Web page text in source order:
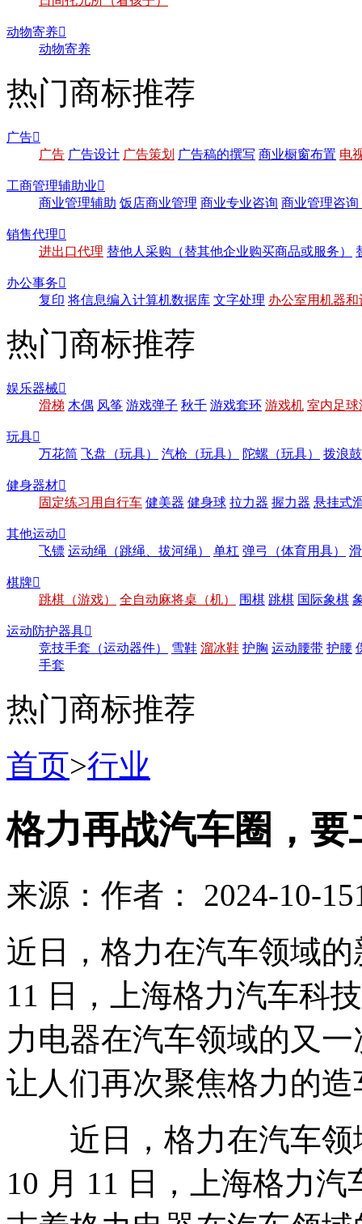
动物寄养
动物寄养
热门商标推荐
广告
广告 广告设计 广告策划 广告稿的撰写 商业橱窗布置 电
工商管理辅助业
商业管理辅助 饭店商业管理 商业专业咨询 商业管理咨询
销售代理
进出口代理 替他人采购（替其他企业购买商品或服务）
办公事务
复印 将信息编入计算机数据库 文字处理 办公室用机器
热门商标推荐
娱乐器械
滑梯 木偶 风筝 游戏弹子 秋千 游戏套环 游戏机 室内足球
玩具
万花筒 飞盘（玩具） 汽枪（玩具） 陀螺（玩具） 拨浪
健身器材
固定练习用自行车 健美器 健身球 拉力器 握力器 悬挂式
其他运动
飞镖 运动绳（跳绳、拔河绳） 单杠 弹弓（体育用具）
棋牌
跳棋（游戏）
全自动麻将桌（机） 围棋 跳棋 国际象棋
运动防护器具
竞技手套（运动器件）
雪鞋 溜冰鞋 护胸 运动腰带 护腰
手套
热门商标推荐
首页>行业
格力再战汽车圈，要
来源： 作者： 2024-10-15
近日，格力在汽车领域
11 日，上海格力汽车科
力电器在汽车领域的又
让人们再次聚焦格力的
近日，格力在汽车领
10 月 11 日，上海格力